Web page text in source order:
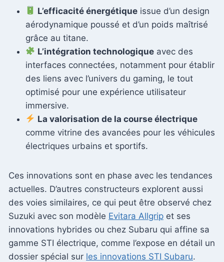
L’efficacité énergétique issue d’un design
aérodynamique poussé et d’un poids maîtrisé
grâce au titane.
L’intégration technologique avec des
interfaces connectées, notamment pour établir
des liens avec l’univers du gaming, le tout
optimisé pour une expérience utilisateur
immersive.
La valorisation de la course électrique
comme vitrine des avancées pour les véhicules
électriques urbains et sportifs.
Ces innovations sont en phase avec les tendances
actuelles. D’autres constructeurs explorent aussi
des voies similaires, ce qui peut être observé chez
Suzuki avec son modèle Evitara Allgrip et ses
innovations hybrides ou chez Subaru qui affine sa
gamme STI électrique, comme l’expose en détail un
dossier spécial sur les innovations STI Subaru.